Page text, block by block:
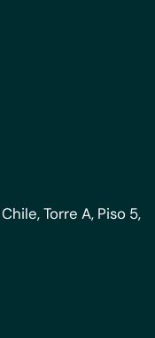
Torre A, Piso 5,